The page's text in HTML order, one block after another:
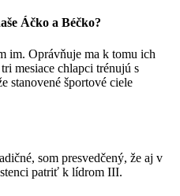
Áčko a Béčko?
im. Oprávňuje ma k tomu ich
mesiace chlapci trénujú s
stanovené športové ciele
som presvedčený, že aj v
patriť k lídrom III.